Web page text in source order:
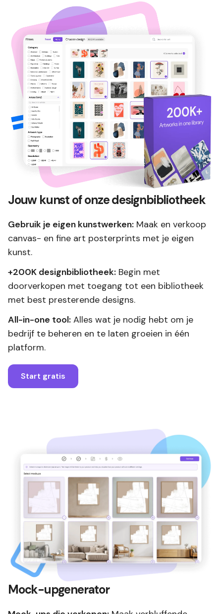
Jouw kunst of onze designbibliotheek
Gebruik je eigen kunstwerken: Maak en verkoop
canvas- en fine art posterprints met je eigen
kunst.
+200K designbibliotheek: Begin met
doorverkopen met toegang tot een bibliotheek
met best presterende designs.
All-in-one tool: Alles wat je nodig hebt om je
bedrijf te beheren en te laten groeien in één
platform.
Start gratis
Mock-upgenerator